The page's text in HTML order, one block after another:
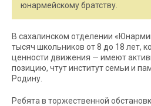
юнармейскому братству.
В сахалинском отделении
тысяч школьников от 8 до 18 лет,
ценности движения — имеют
позицию, чтут институт семьи и
Родину.
Ребята в торжественной